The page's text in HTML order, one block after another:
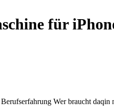
für
Wer braucht